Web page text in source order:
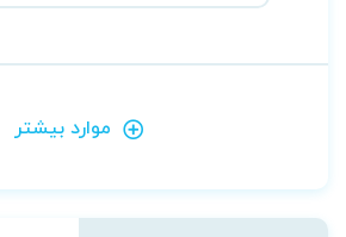
موارد بیشتر